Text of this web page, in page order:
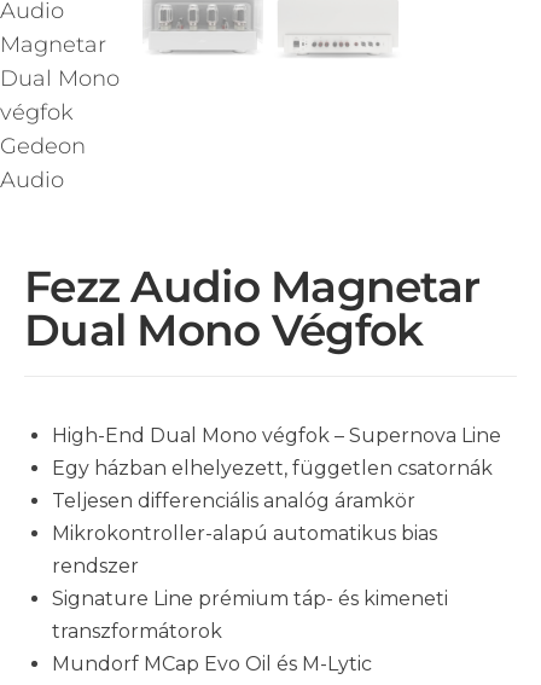
Fezz Audio Magnetar
Dual Mono Végfok
High-End Dual Mono végfok – Supernova Line
Egy házban elhelyezett, független csatornák
Teljesen differenciális analóg áramkör
Mikrokontroller-alapú automatikus bias
rendszer
Signature Line prémium táp- és kimeneti
transzformátorok
Mundorf MCap Evo Oil és M-Lytic